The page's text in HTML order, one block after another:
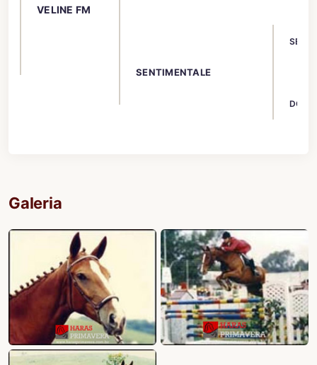
VELINE FM
SENTIMENTALE
Galeria